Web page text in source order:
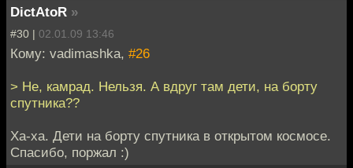
DictAtoR »
#30 | 02.01.09 13:46
Кому: vadimashka, #26
> Не, камрад. Нельзя. А вдруг там дети, на борту
спутника??
Ха-ха. Дети на борту спутника в открытом космосе.
Спасибо, поржал :)